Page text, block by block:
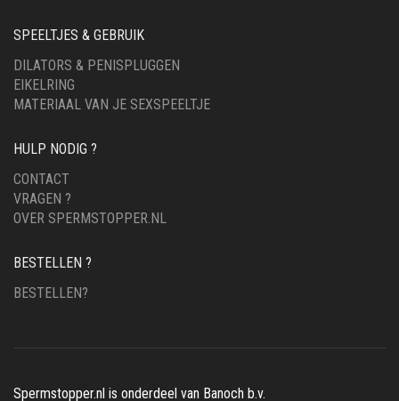
SPEELTJES & GEBRUIK
DILATORS & PENISPLUGGEN
EIKELRING
MATERIAAL VAN JE SEXSPEELTJE
HULP NODIG ?
CONTACT
VRAGEN ?
OVER SPERMSTOPPER.NL
BESTELLEN ?
BESTELLEN?
Spermstopper.nl is onderdeel van Banoch b.v.